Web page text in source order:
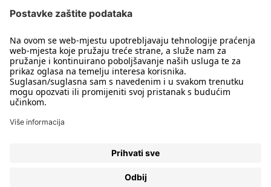
Puderi
Proizvodi za obrve
Sunce i zaštita
Serumi za lice
Proizvodi za čišćenje lica
Novo
Koji mi parfem
odgovara?
Kako našminkati oči da
Kako ukloniti mitesere
Hijaluronska krema